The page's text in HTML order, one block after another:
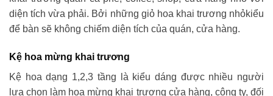
diện tích vừa phải. Bởi những giỏ hoa khai trương nhỏkiểu
để bàn sẽ không chiếm diện tích của quán, cửa hàng.
Kệ hoa mừng khai trương
Kệ hoa dạng 1,2,3 tầng là kiểu dáng được nhiều người
lựa chọn làm hoa mừng khai trương cửa hàng, công ty, đối